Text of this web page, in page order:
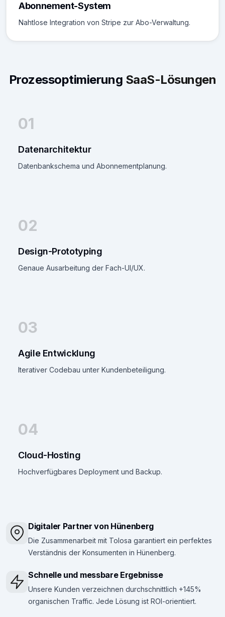
Abonnement-System
Nahtlose Integration von Stripe zur Abo-Verwaltung.
Prozessoptimierung SaaS-Lösungen
01
Datenarchitektur
Datenbankschema und Abonnementplanung.
02
Design-Prototyping
Genaue Ausarbeitung der Fach-UI/UX.
03
Agile Entwicklung
Iterativer Codebau unter Kundenbeteiligung.
04
Cloud-Hosting
Hochverfügbares Deployment und Backup.
Digitaler Partner von Hünenberg
Die Zusammenarbeit mit Tolosa garantiert ein perfektes
Verständnis der Konsumenten in Hünenberg.
Schnelle und messbare Ergebnisse
Unsere Kunden verzeichnen durchschnittlich +145%
organischen Traffic. Jede Lösung ist ROI-orientiert.